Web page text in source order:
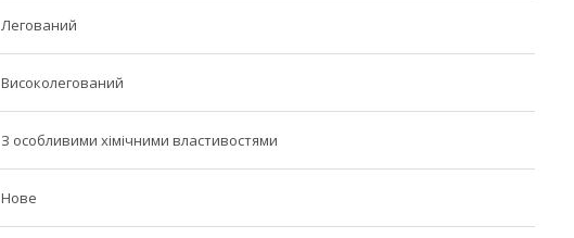
Легований
Високолегований
З особливими хімічними властивостями
Нове